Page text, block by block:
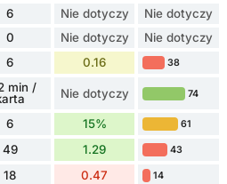
6 Nie dotyczy Nie dotyczy
0 Nie dotyczy Nie dotyczy
6 0.16 38
min /
Nie dotyczy 74
6 15% 61
49 1.29 43
18 0.47 14